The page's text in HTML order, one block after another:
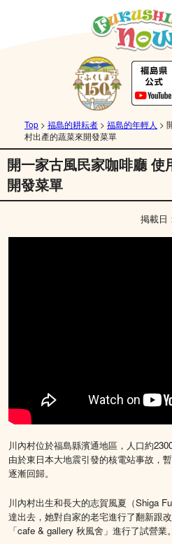
Top > 福島的耕耘者 > 福島的年輕人 >
村出產的蔬菜來開發菜單
開一家古風民家咖啡廳 使
開發菜單
掲載日
川內村位於福島縣濱通地區，人口約2300
由於東日本大地震引發的核電站事故，
逐漸回歸。
川內村出生和長大的志賀風夏（Shiga
達出去，她對自家的老宅進行了翻新跟
「cafe & gallery 秋風舍」進行了試營業。